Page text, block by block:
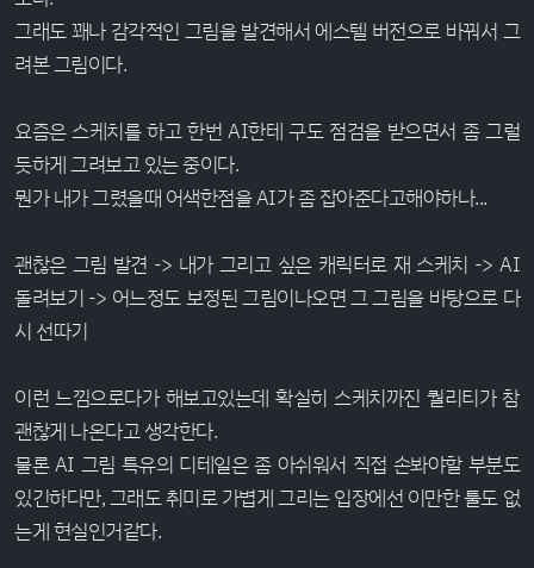
그래도 꽤나 감각적인 그림을 발견해서 에스텔 버전으로 바꿔서 그
려본 그림이다.
요즘은 스케치를 하고 한번 AI한테 구도 점검을 받으면서 좀 그럴
듯하게 그려보고 있는 중이다.
뭔가 내가 그렸을때 어색한점을 AI가 좀 잡아준다고해야하나...
괜찮은 그림 발견 -> 내가 그리고 싶은 캐릭터로 재 스케치 -> AI
돌려보기 -> 어느정도 보정된 그림이나오면 그 그림을 바탕으로 다
시 선따기
이런 느낌으로다가 해보고있는데 확실히 스케치까진 퀄리티가 참
괜찮게 나온다고 생각한다.
물론 AI 그림 특유의 디테일은 좀 아쉬워서 직접 손봐야할 부분도
있긴하다만, 그래도 취미로 가볍게 그리는 입장에선 이만한 툴도 없
는게 현실인거같다.